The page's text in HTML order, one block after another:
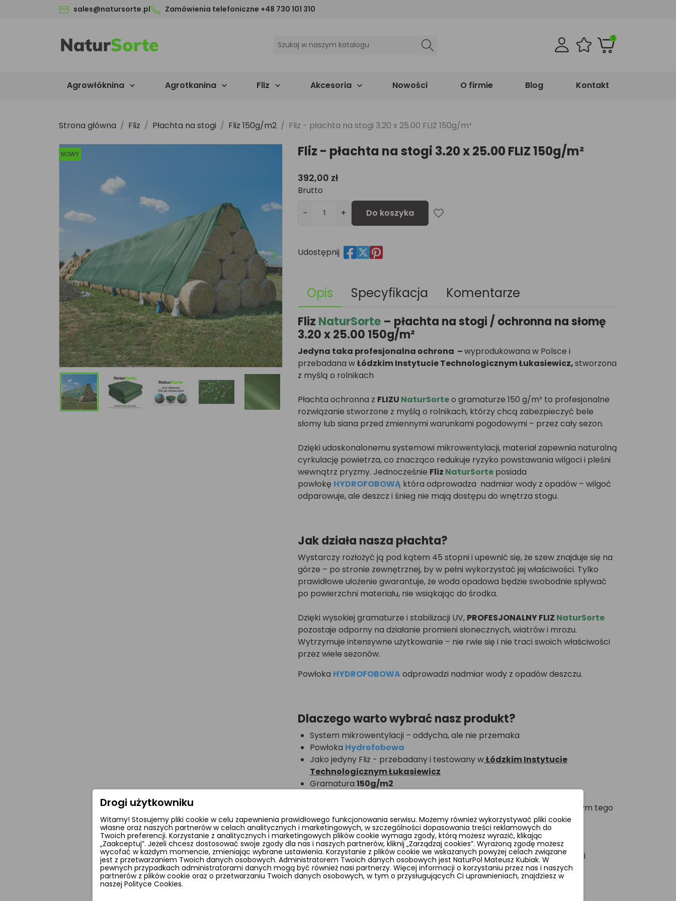
sales@natursorte.pl Zamówienia telefoniczne +48 730 101 310
0
Agrowłóknina  Agrotkanina  Fliz  Akcesoria  Nowości O firmie Blog Kontakt
Strona główna Fliz Płachta na stogi Fliz 150g/m2 Fliz - płachta na stogi 3.20 x 25.00 FLIZ 150g/m²
NOWY Fliz - płachta na stogi 3.20 x 25.00 FLIZ 150g/m²
392,00 zł
Brutto
−
+ Do koszyka favorite_border
Udostępnij
Opis Specyfikacja Komentarze
Fliz NaturSorte – płachta na stogi / ochronna na słomę
3.20 x 25.00 150g/m²
Jedyna taka profesjonalna ochrona –wyprodukowana w Polsce i
przebadana wŁódzkim Instytucie Technologicznym Łukasiewicz,stworzona
z myślą o rolnikach
Płachta ochronna z FLIZU NaturSorteo gramaturze 150 g/m² to profesjonalne
rozwiązanie stworzone z myślą o rolnikach, którzy chcą zabezpieczyć bele
słomy lub siana przed zmiennymi warunkami pogodowymi – przez cały sezon.
Dzięki udoskonalonemu systemowi mikrowentylacji, materiał zapewnia naturalną
cyrkulację powietrza, co znacząco redukuje ryzyko powstawania wilgoci i pleśni
wewnątrz pryzmy. Jednocześnie Fliz NaturSorte posiada
powłokę HYDROFOBOWĄ która odprowadza nadmiar wody z opadów – wilgoć
odparowuje, ale deszcz i śnieg nie mają dostępu do wnętrza stogu.
Jak działa nasza płachta?
Wystarczy rozłożyć ją pod kątem 45 stopni i upewnić się, że szew znajduje się na
górze – po stronie zewnętrznej, by w pełni wykorzystać jej właściwości. Tylko
prawidłowe ułożenie gwarantuje, że woda opadowa będzie swobodnie spływać
po powierzchni materiału, nie wsiąkając do środka.
Dzięki wysokiej gramaturze i stabilizacji UV, PROFESJONALNY FLIZ NaturSorte
pozostaje odporny na działanie promieni słonecznych, wiatrów i mrozu.
Wytrzymuje intensywne użytkowanie – nie rwie się i nie traci swoich właściwości
przez wiele sezonów.
Powłoka HYDROFOBOWAodprowadzi nadmiar wody z opadów deszczu.
Dlaczego warto wybrać nasz produkt?
System mikrowentylacji – oddycha, ale nie przemaka
Powłoka Hydrofobowa
Jako jedyny Fliz - przebadany i testowany wŁódzkim Instytucie
Technologicznym Łukasiewicz
Gramatura 150g/m2
Polska produkcja – jesteśmy jedynym producentem w kraju oferującym tego
typu rozwiązanie
Łatwe użytkowanie – szybkie rozkładanie i możliwość mocowania bez
uszkadzania materiału
Odporność na ekstremalne warunki – idealna zarówno na deszcz, jak i
siarczysty mróz
Gwarancja - 24 miesiące
Drogi użytkowniku
Witamy! Stosujemy pliki cookie w celu zapewnienia prawidłowego funkcjonowania serwisu. Możemy również wykorzystywać pliki cookie
własne oraz naszych partnerów w celach analitycznych i marketingowych, w szczególności dopasowania treści reklamowych do
Twoich preferencji. Korzystanie z analitycznych i marketingowych plików cookie wymaga zgody, którą możesz wyrazić, klikając
„Zaakceptuj”. Jeżeli chcesz dostosować swoje zgody dla nas i naszych partnerów, kliknij „Zarządzaj cookies”. Wyrażoną zgodę możesz
wycofać w każdym momencie, zmieniając wybrane ustawienia. Korzystanie z plików cookie we wskazanych powyżej celach związane
jest z przetwarzaniem Twoich danych osobowych. Administratorem Twoich danych osobowych jest NaturPol Mateusz Kubiak. W
pewnych przypadkach administratorami danych mogą być również nasi partnerzy. Więcej informacji o korzystaniu przez nas i naszych
partnerów z plików cookie oraz o przetwarzaniu Twoich danych osobowych, w tym o przysługujących Ci uprawnieniach, znajdziesz w
naszej Polityce Cookies.